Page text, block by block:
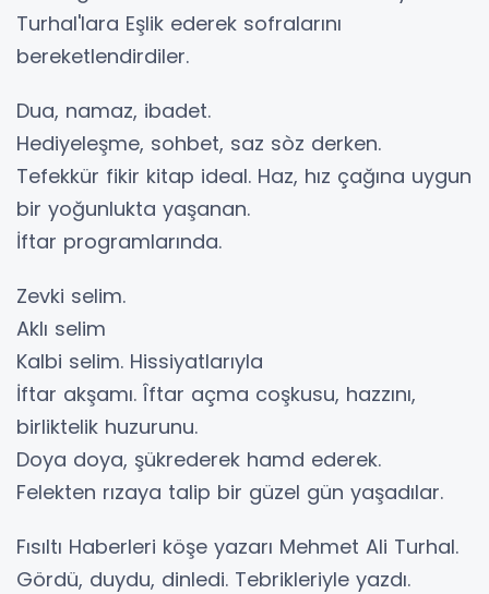
Turhal'lara Eşlik ederek sofralarını
bereketlendirdiler.
Dua, namaz, ibadet.
Hediyeleşme, sohbet, saz sòz derken.
Tefekkür fikir kitap ideal. Haz, hız çağına uygun
bir yoğunlukta yaşanan.
İftar programlarında.
Zevki selim.
Aklı selim
Kalbi selim. Hissiyatlarıyla
İftar akşamı. Îftar açma coşkusu, hazzını,
birliktelik huzurunu.
Doya doya, şükrederek hamd ederek.
Felekten rızaya talip bir güzel gün yaşadılar.
Fısıltı Haberleri köşe yazarı Mehmet Ali Turhal.
Gördü, duydu, dinledi. Tebrikleriyle yazdı.